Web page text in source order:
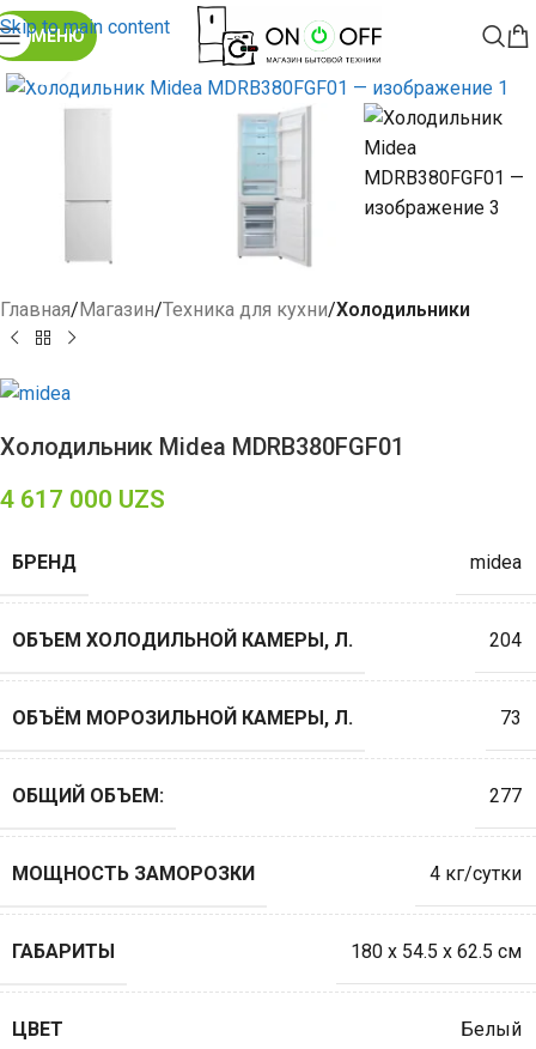
Skip to main content
МЕНЮ
Click to enlarge
Главная Магазин Техника для кухни Холодильники
Холодильник Midea MDRB380FGF01
4 617 000 UZS
БРЕНД midea
ОБЪЕМ ХОЛОДИЛЬНОЙ КАМЕРЫ, Л. 204
ОБЪЁМ МОРОЗИЛЬНОЙ КАМЕРЫ, Л. 73
ОБЩИЙ ОБЪЕМ: 277
МОЩНОСТЬ ЗАМОРОЗКИ 4 кг/сутки
ГАБАРИТЫ 180 x 54.5 x 62.5 см
ЦВЕТ Белый